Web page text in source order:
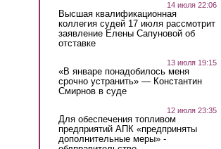
14 июля 22:06
Высшая квалификационная
коллегия судей 17 июля рассмотрит
заявление Елены Сапуновой об
отставке
13 июля 19:15
«В январе понадобилось меня
срочно устранить» — Константин
Смирнов в суде
12 июля 23:35
Для обеспечения топливом
предприятий АПК «предприняты
дополнительные меры» -